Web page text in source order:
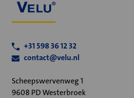
+31 598 36 12 32
contact@velu.nl
Scheepswervenweg 1
9608 PD Westerbroek